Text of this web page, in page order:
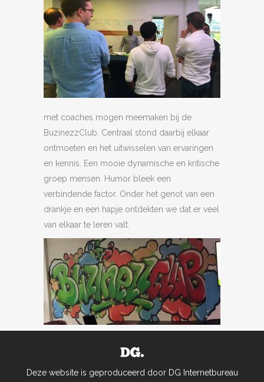
met coaches mogen meemaken bij de
BuzinezzClub. Centraal stond daarbij elkaar
ontmoeten en het uitwisselen van ervaringen
en kennis. Een mooie dynamische en kritische
groep mensen. Humor bleek een
verbindende factor. Onder het genot van een
drankje en een hapje ontdekten we dat er veel
van elkaar te leren valt.
Deze website is geproduceerd door DG Internetbureau